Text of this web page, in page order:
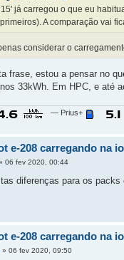
já carregou o que eu
A comparação vai
considerar o
frase, estou a pensar no
33kWh. Em HPC, e até
— Prius+
e-208 carregando na
06 fev 2020, 00:44
diferenças para os
e-208 carregando na
» 06 fev 2020, 09:50